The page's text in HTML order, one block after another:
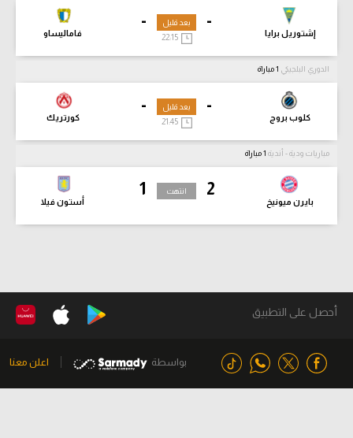
-
إشتوريل برايا
-
فاماليساو
بعد قليل
22:15
الدوري البلجيكي
-
كلوب بروج
-
كورتريك
بعد قليل
21:45
مباريات ودية - أندية
2
بايرن ميونيخ
1
أستون فيلا
انتهت
أحصل على التطبيق
بواسطة اعلن معنا